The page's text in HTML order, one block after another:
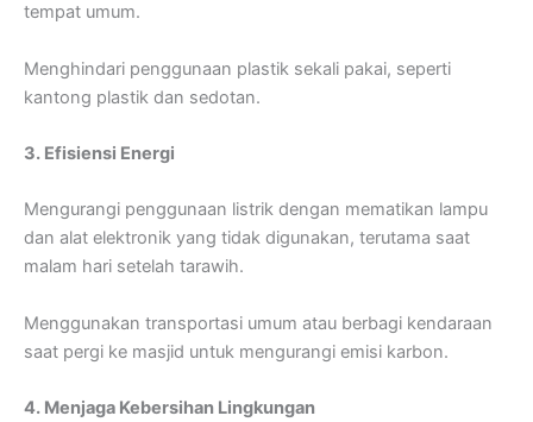
tempat umum.
Menghindari penggunaan plastik sekali pakai, seperti
kantong plastik dan sedotan.
3. Efisiensi Energi
Mengurangi penggunaan listrik dengan mematikan lampu
dan alat elektronik yang tidak digunakan, terutama saat
malam hari setelah tarawih.
Menggunakan transportasi umum atau berbagi kendaraan
saat pergi ke masjid untuk mengurangi emisi karbon.
4. Menjaga Kebersihan Lingkungan